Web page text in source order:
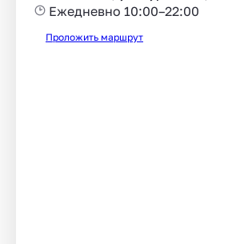
Ежедневно 10:00–22:00
Проложить маршрут